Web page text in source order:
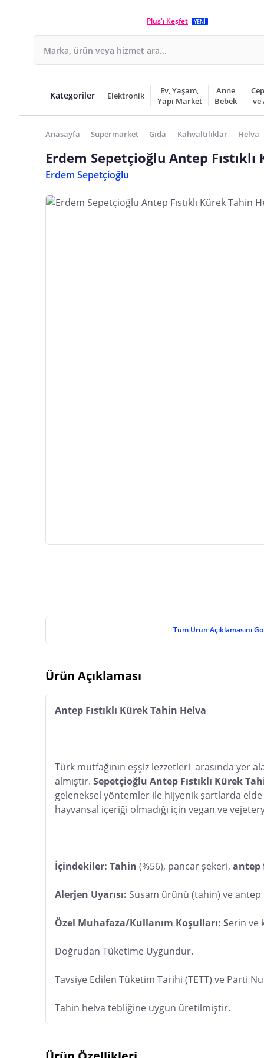
Plus'ı Keşfet YENİ
Kategoriler Elektronik
Ev, Yaşam,
Yapı Market
Anne
Bebek
ve
Anasayfa Süpermarket Gıda Kahvaltılıklar Helva
Erdem Sepetçioğlu Antep
Erdem Sepetçioğlu
Tüm Ürün Açıklamasını
Ürün Açıklaması
Antep Fıstıklı Kürek Tahin Helva
Türk mutfağının eşşiz lezzetleri  arasında yer
almıştır. Sepetçioğlu Antep Fıstıklı Kürek
geleneksel yöntemler ile hijyenik şartlarda elde
hayvansal içeriği olmadığı için vegan ve
İçindekiler: Tahin (%56), pancar şekeri, antep
Alerjen Uyarısı: Susam ürünü (tahin) ve antep
Özel Muhafaza/Kullanım Koşulları: Serin ve
Doğrudan Tüketime Uygundur.
Tavsiye Edilen Tüketim Tarihi (TETT) ve Parti
Tahin helva tebliğine uygun üretilmiştir.